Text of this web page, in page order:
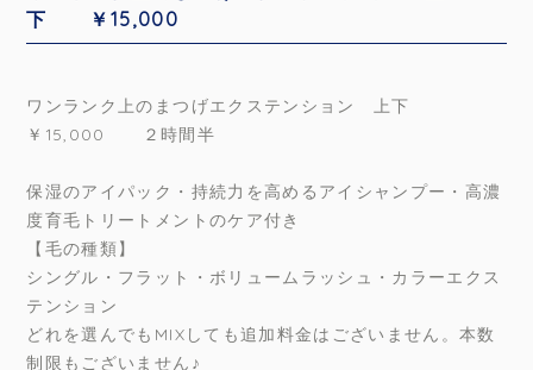
下 ￥15,000
ワンランク上のまつげエクステンション 上下
￥15,000 ２時間半
保湿のアイパック・持続力を高めるアイシャンプー・高濃
度育毛トリートメントのケア付き
【毛の種類】
シングル・フラット・ボリュームラッシュ・カラーエクス
テンション
どれを選んでもMIXしても追加料金はございません。本数
制限もございません♪